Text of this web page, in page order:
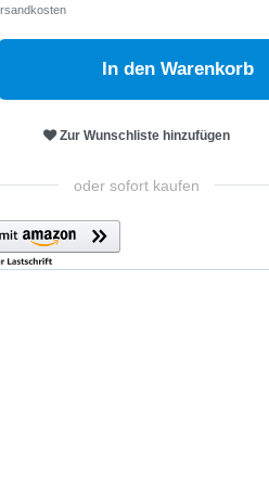
In den Warenkorb
Zur Wunschliste hinzufügen
oder sofort kaufen